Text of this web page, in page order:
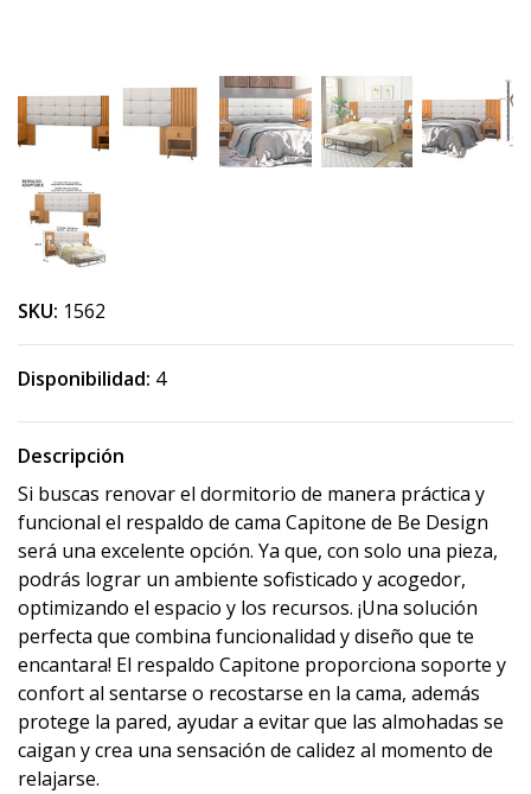
SKU: 1562
Disponibilidad: 4
Descripción
Si buscas renovar el dormitorio de manera práctica y
funcional el respaldo de cama Capitone de Be Design
será una excelente opción. Ya que, con solo una pieza,
podrás lograr un ambiente sofisticado y acogedor,
optimizando el espacio y los recursos. ¡Una solución
perfecta que combina funcionalidad y diseño que te
encantara! El respaldo Capitone proporciona soporte y
confort al sentarse o recostarse en la cama, además
protege la pared, ayudar a evitar que las almohadas se
caigan y crea una sensación de calidez al momento de
relajarse.